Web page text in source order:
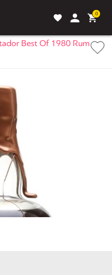
0
Best Of 1980 Rum